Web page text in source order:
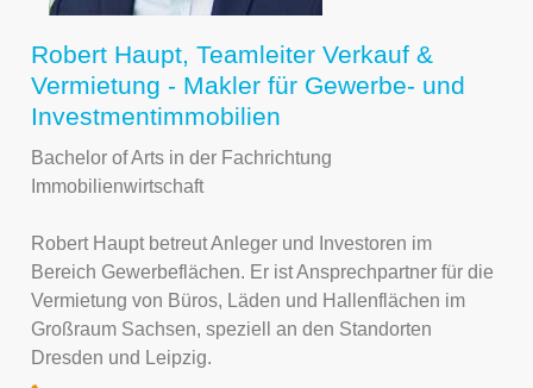
Robert Haupt, Teamleiter Verkauf &
Vermietung - Makler für Gewerbe- und
Investmentimmobilien
Bachelor of Arts in der Fachrichtung
Immobilienwirtschaft
Robert Haupt betreut Anleger und Investoren im
Bereich Gewerbeflächen. Er ist Ansprechpartner für die
Vermietung von Büros, Läden und Hallenflächen im
Großraum Sachsen, speziell an den Standorten
Dresden und Leipzig.